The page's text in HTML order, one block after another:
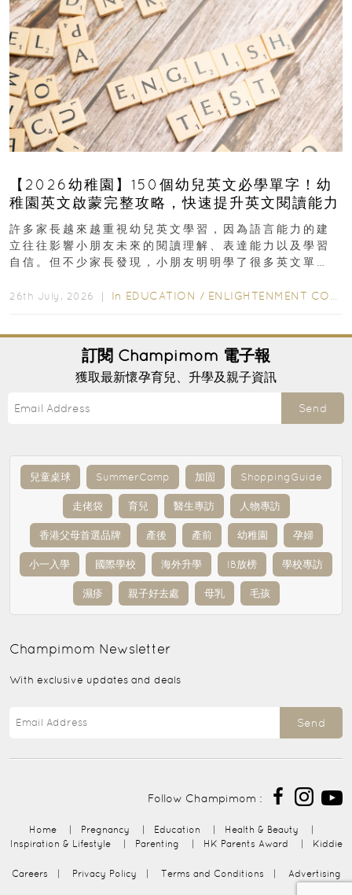
【2026幼稚園】150個幼兒英文必學單字！幼
稚園英文啟蒙完整攻略，快速提升英文閱讀能力
許多家長越來越重視幼兒英文學習，因為語言能力的建
立往往影響小朋友未來的閱讀理解、表達能力以及學習
自信。但不少家長發現，小朋友明明學了很多英文單
26th July, 2026 ｜ In EDUCATION / ENLIGHTENMENT CORNER
訂閱 Champimom 電子報
獲取最新懷孕育兒、升學及親子資訊
Send
兒童桌球 SummerCamp 加固 ShoppingGuide
走佬袋 育兒 醫生專訪 人物專訪
香港父母首選品牌 產後 產前 幼稚園 孕婦
小一入學 國際學校 海外升學 IB放榜 學校專訪
濕疹 親子好去處 母乳 毛孩
Champimom Newsletter
With exclusive updates and deals
Send
Follow Champimom :
Home | Pregnancy | Education | Health & Beauty
|
Inspiration & Lifestyle
| Parenting | HK Parents Award | Kiddie
Careers | Privacy Policy | Terms and Conditions | Advertising